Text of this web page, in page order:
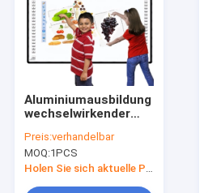
Aluminiumausbildung
wechselwirkender
elektronisches
Whiteboard für
Unterricht
Preis:verhandelbar
MOQ:1PCS